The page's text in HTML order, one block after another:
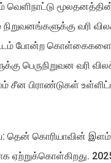
நிறுவனங்களுக்கு வரி
சட்டம் போன்ற
பெருநிறுவன வரி
சீன பிராண்டுகள்
தென் கொரியாவின்
ஏற்றுக்கொள்கிறது.